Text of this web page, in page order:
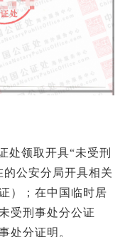
处领取开具“未受刑
公安分局开具相关
）；在中国临时居
受刑事处分公证
处分证明。